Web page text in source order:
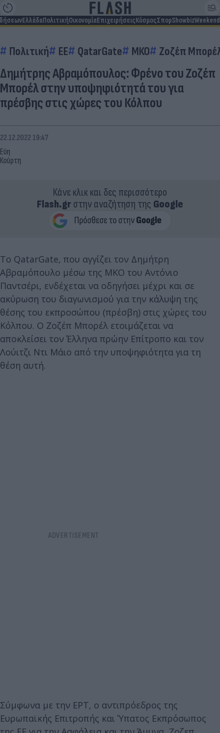
ΕλλάδαΠολιτικήΟικονομίαΕπιχειρήσειςΚόσμοςΣπορShowbizWeekend
Πολιτική EE QatarGate ΜΚΟ Ζοζέπ
Δημήτρης Αβραμόπουλος: Φρένο του Ζοζέπ
Μπορέλ στην υποψηφιότητά του για
πρέσβης στις χώρες του Κόλπου
Εύη
Κούρτη
22.12.2022 19:47
Κάνε κλικ και δες περισσότερο
Flash.grστην αναζήτηση της Google
Το QatarGate, που αγγίζει τον Δημήτρη
Αβραμόπουλο μέσω της ΜΚΟ του Αντόνιο
Παντσέρι, ενδέχεται να οδηγήσει μέχρι και σε
ακύρωση του διαγωνισμού για την κάλυψη της
θέσης του εκπροσώπου (πρέσβη) στις χώρες του
Κόλπου. Ο Ζοζέπ Μπορέλ ετοιμάζεται να
αποκλείσει τον Έλληνα πρώην Επίτροπο και τον
Λούιτζι Ντι Μάιο από την υποψηφιότητα για τη
θέση αυτή.
Σύμφωνα με την ΕΡΤ, ο αντιπρόεδρος της
Ευρωπαϊκής Επιτροπής και Ύπατος Εκπρόσωπος